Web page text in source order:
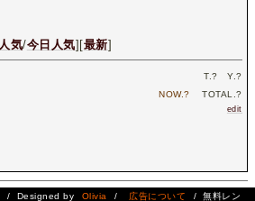
人気/今日人気][最新]
T.? Y.?
NOW.? TOTAL.?
edit
/ Designed by Olivia / 広告について / 無料レン